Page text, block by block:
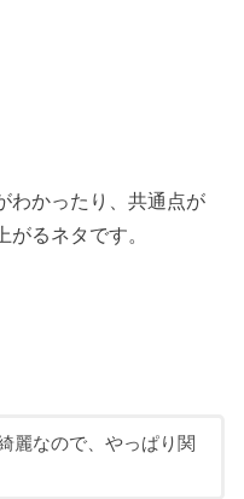
わかったり、共通点が
るネタです。
麗なので、やっぱり関